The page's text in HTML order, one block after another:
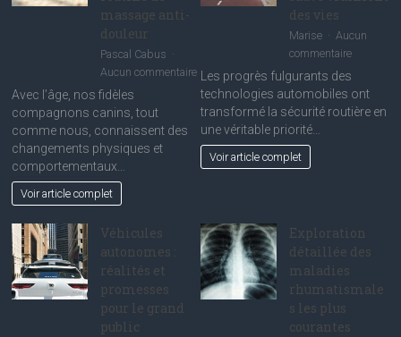
massage anti-
douleur
Pascal Cabus
Aucun commentairesur
Aider
son
vieux
chien
La
routine
de
massage
anti-
Avec l’âge, nos fidèles
compagnons canins, tout
comme nous, connaissent des
changements physiques et
comportementaux…
Voir article complet
des vies
Marise
Aucun
commentairesur
sécurité
des
vies
Les progrès fulgurants des
technologies automobiles ont
transformé la sécurité routière en
une véritable priorité…
Voir article complet
Véhicules
autonomes :
réalités et
promesses
pour le grand
public
Exploration
détaillée des
maladies
rhumatismale
s les plus
courantes